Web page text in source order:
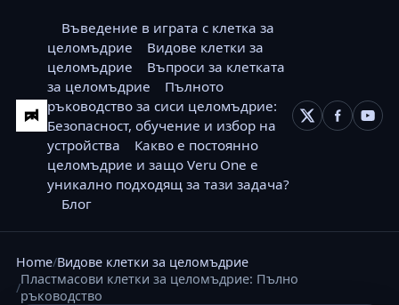
Въведение в играта с клетка за
целомъдрие
Видове клетки за
целомъдрие
Въпроси за клетката
за целомъдрие
Пълното
ръководство за сиси целомъдрие:
Безопасност, обучение и избор на
устройства
Какво е постоянно
целомъдрие и защо Veru One е
уникално подходящ за тази задача?
Блог
Home Видове клетки за целомъдрие
Пластмасови клетки за целомъдрие: Пълно
ръководство